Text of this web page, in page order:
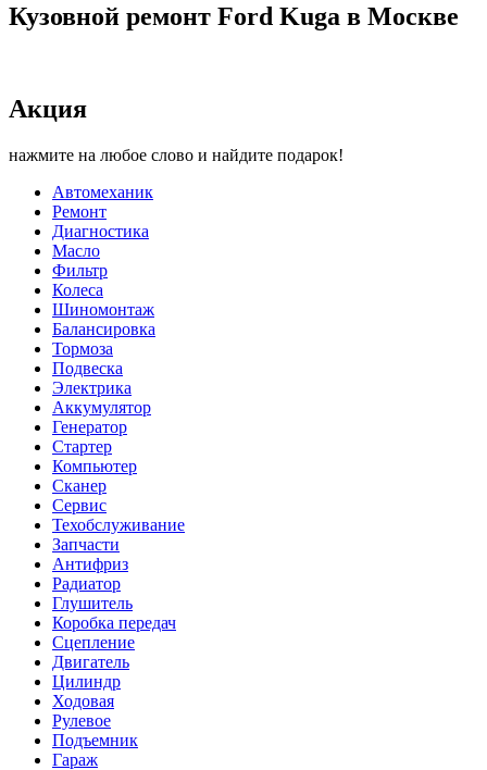
Кузовной ремонт Ford Kuga в Москве
Акция
нажмите на любое слово и найдите подарок!
Автомеханик
Ремонт
Диагностика
Масло
Фильтр
Колеса
Шиномонтаж
Балансировка
Тормоза
Подвеска
Электрика
Аккумулятор
Генератор
Стартер
Компьютер
Сканер
Сервис
Техобслуживание
Запчасти
Антифриз
Радиатор
Глушитель
Коробка передач
Сцепление
Двигатель
Цилиндр
Ходовая
Рулевое
Подъемник
Гараж